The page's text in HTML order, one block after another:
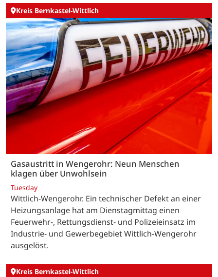
Kreis Bernkastel-Wittlich
Gasaustritt in Wengerohr: Neun Menschen
klagen über Unwohlsein
Tuesday
Wittlich-Wengerohr. Ein technischer Defekt an einer
Heizungsanlage hat am Dienstagmittag einen
Feuerwehr-, Rettungsdienst- und Polizeieinsatz im
Industrie- und Gewerbegebiet Wittlich-Wengerohr
ausgelöst.
Kreis Bernkastel-Wittlich